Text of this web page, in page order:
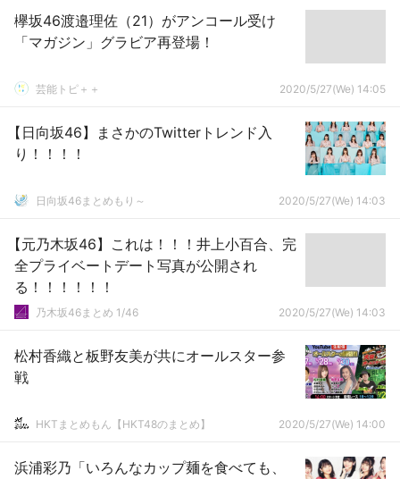
欅坂46渡邉理佐（21）がアンコール受け
「マガジン」グラビア再登場！
芸能トピ＋＋ 2020/5/27(We) 14:05
【日向坂46】まさかのTwitterトレンド入
り！！！！
日向坂46まとめもり～ 2020/5/27(We) 14:03
【元乃木坂46】これは！！！井上小百合、完
全プライベートデート写真が公開され
る！！！！！！
乃木坂46まとめ 1/46 2020/5/27(We) 14:03
松村香織と板野友美が共にオールスター参
戦
HKTまとめもん【HKT48のまとめ】 2020/5/27(We) 14:00
浜浦彩乃「いろんなカップ麺を食べても、